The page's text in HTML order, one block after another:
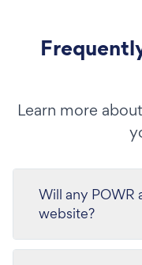
Learn more
Will any POWR
website?